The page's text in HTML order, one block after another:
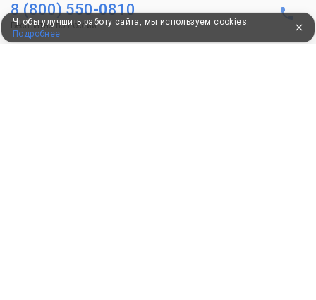
8 (800) 550-0810
Бесплатно по России
Чтобы улучшить работу сайта, мы используем cookies.
Подробнее